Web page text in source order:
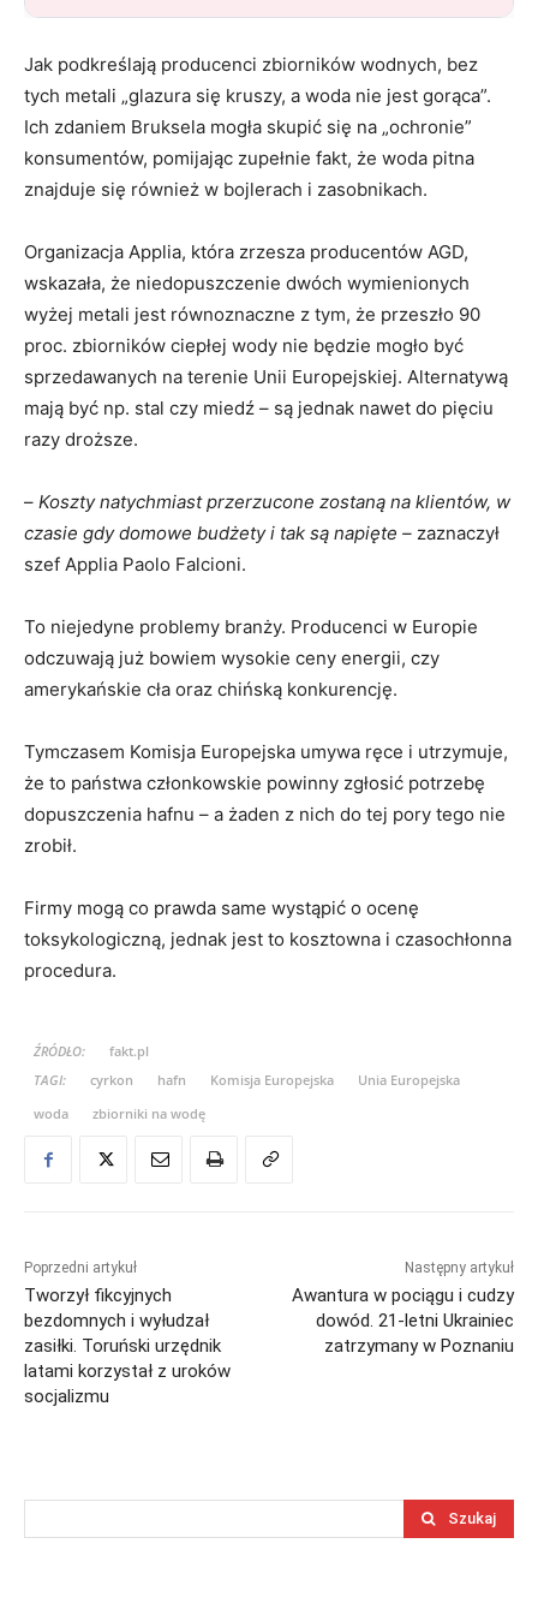
Jak podkreślają producenci zbiorników wodnych, bez
tych metali „glazura się kruszy, a woda nie jest gorąca”.
Ich zdaniem Bruksela mogła skupić się na „ochronie”
konsumentów, pomijając zupełnie fakt, że woda pitna
znajduje się również w bojlerach i zasobnikach.
Organizacja Applia, która zrzesza producentów AGD,
wskazała, że niedopuszczenie dwóch wymienionych
wyżej metali jest równoznaczne z tym, że przeszło 90
proc. zbiorników ciepłej wody nie będzie mogło być
sprzedawanych na terenie Unii Europejskiej. Alternatywą
mają być np. stal czy miedź – są jednak nawet do pięciu
razy droższe.
– Koszty natychmiast przerzucone zostaną na klientów, w
czasie gdy domowe budżety i tak są napięte – zaznaczył
szef Applia Paolo Falcioni.
To niejedyne problemy branży. Producenci w Europie
odczuwają już bowiem wysokie ceny energii, czy
amerykańskie cła oraz chińską konkurencję.
Tymczasem Komisja Europejska umywa ręce i utrzymuje,
że to państwa członkowskie powinny zgłosić potrzebę
dopuszczenia hafnu – a żaden z nich do tej pory tego nie
zrobił.
Firmy mogą co prawda same wystąpić o ocenę
toksykologiczną, jednak jest to kosztowna i czasochłonna
procedura.
ŹRÓDŁO:
fakt.pl
TAGI:
cyrkon hafn Komisja Europejska
Unia Europejska
woda
zbiorniki na wodę
Poprzedni artykuł
Tworzył fikcyjnych
bezdomnych i wyłudzał
zasiłki. Toruński urzędnik
latami korzystał z uroków
socjalizmu
Następny artykuł
Awantura w pociągu i cudzy
dowód. 21-letni Ukrainiec
zatrzymany w Poznaniu
Szukaj